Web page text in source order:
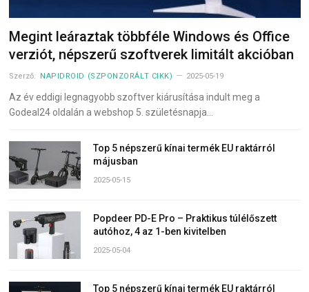
Megint leáraztak többféle Windows és Office
verziót, népszerű szoftverek limitált akcióban
Szerző: NAPIDROID (SZPONZORÁLT CIKK) 2025-05-19
Az év eddigi legnagyobb szoftver kiárusítása indult meg a
Godeal24 oldalán a webshop 5. születésnapja…
Top 5 népszerű kínai termék EU raktárról
májusban
2025-05-15
Popdeer PD-E Pro – Praktikus túlélőszett
autóhoz, 4 az 1-ben kivitelben
2025-05-04
Top 5 népszerű kínai termék EU raktárról